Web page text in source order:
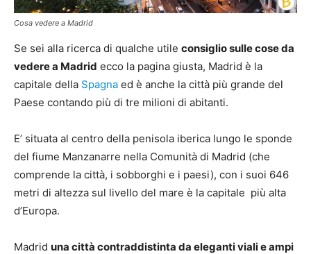
Cosa vedere a Madrid
Se sei alla ricerca di qualche utile consiglio sulle cose da
vedere a Madrid ecco la pagina giusta, Madrid è la
capitale della Spagna ed è anche la città più grande del
Paese contando più di tre milioni di abitanti.
E’ situata al centro della penisola iberica lungo le sponde
del fiume Manzanarre nella Comunità di Madrid (che
comprende la città, i sobborghi e i paesi), con i suoi 646
metri di altezza sul livello del mare è la capitale più alta
d’Europa.
Madrid una città contraddistinta da eleganti viali e ampi